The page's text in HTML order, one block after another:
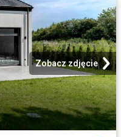
Zobacz zdjęcie